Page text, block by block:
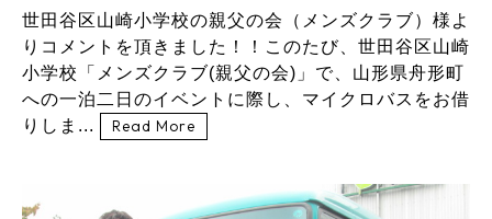
世田谷区山崎小学校の親父の会（メンズクラブ）様よ
りコメントを頂きました！！このたび、世田谷区山崎
小学校「メンズクラブ(親父の会)」で、山形県舟形町
への一泊二日のイベントに際し、マイクロバスをお借
りしま...
Read More